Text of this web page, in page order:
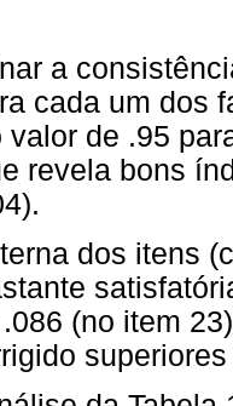
a
cada um dos
valor de .95
revela bons
dos itens
(no item